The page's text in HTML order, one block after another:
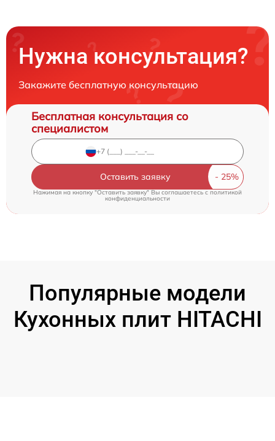
Нужна консультация?
Закажите бесплатную консультацию
Бесплатная консультация со
специалистом
Оставить заявку
Нажимая на кнопку "Оставить заявку" Вы соглашаетесь cполитикой
конфиденциальности
Популярные модели
Кухонных плит HITACHI